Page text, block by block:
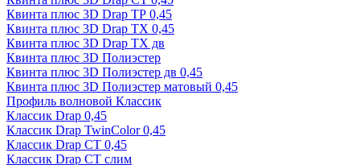
Квинта плюс 3D Drap ТР 0,45
Квинта плюс 3D Drap ТХ 0,45
Квинта плюс 3D Drap ТХ дв
Квинта плюс 3D Полиэстер
Квинта плюс 3D Полиэстер дв 0,45
Квинта плюс 3D Полиэстер матовый 0,45
Профиль волновой Классик
Классик Drap 0,45
Классик Drap TwinColor 0,45
Классик Drap СТ 0,45
Классик Drap СТ слим